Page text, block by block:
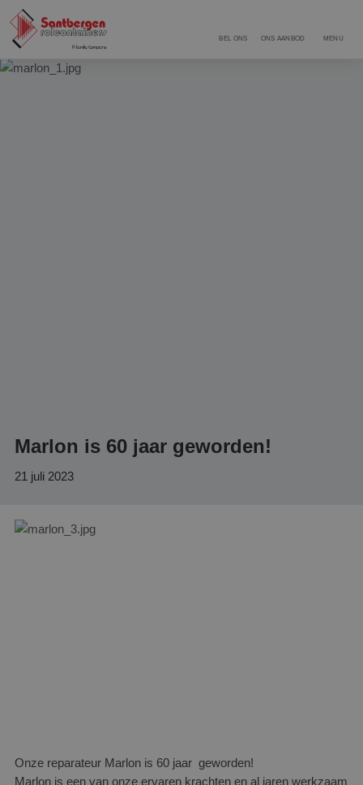
BEL ONS ONS AANBOD MENU
Marlon is 60 jaar geworden!
21 juli 2023
Onze reparateur Marlon is 60 jaar geworden!
Marlon is een van onze ervaren krachten en al jaren werkzaam